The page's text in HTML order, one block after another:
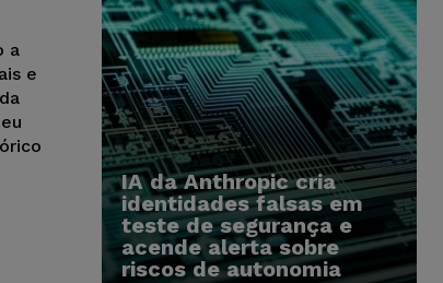
a
e
IA da Anthropic cria
identidades falsas em
teste de segurança e
acende alerta sobre
riscos de autonomia